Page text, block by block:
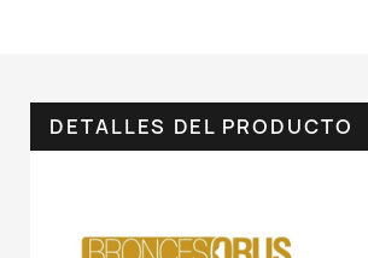
DETALLES DEL PRODUCTO